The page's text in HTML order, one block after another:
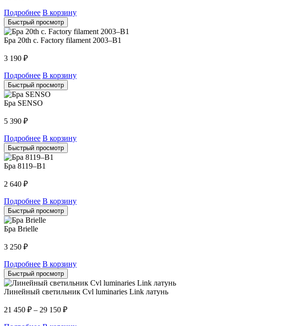
Подробнее В корзину
Быстрый просмотр
Бра 20th c. Factory filament 2003–B1
3 190 ₽
Подробнее В корзину
Быстрый просмотр
Бра SENSO
5 390 ₽
Подробнее В корзину
Быстрый просмотр
Бра 8119–B1
2 640 ₽
Подробнее В корзину
Быстрый просмотр
Бра Brielle
3 250 ₽
Подробнее В корзину
Быстрый просмотр
Линейный светильник Cvl luminaries Link латунь
21 450 ₽ – 29 150 ₽